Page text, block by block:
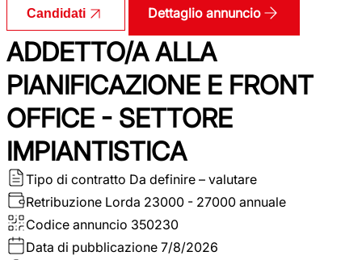
Candidati Dettaglio annuncio
ADDETTO/A ALLA
PIANIFICAZIONE E FRONT
OFFICE - SETTORE
IMPIANTISTICA
Tipo di contratto Da definire – valutare
Retribuzione Lorda 23000 - 27000 annuale
Codice annuncio 350230
Data di pubblicazione 7/8/2026